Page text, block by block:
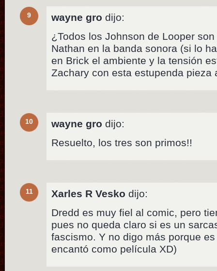
9 wayne gro dijo:
¿Todos los Johnson de Looper
Nathan en la banda sonora (si lo
en Brick el ambiente y la tensión
Zachary con esta estupenda
10 wayne gro dijo:
Resuelto, los tres son primos!!
11 Xarles R Vesko dijo:
Dredd es muy fiel al comic, pero
pues no queda claro si es un
fascismo. Y no digo más porque
encantó como película XD)